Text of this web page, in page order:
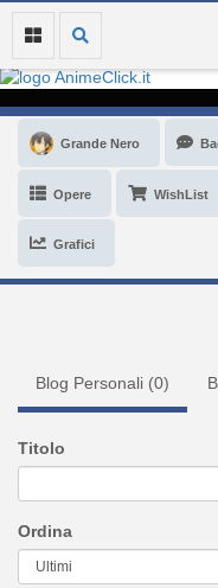
Grande Nero
Opere WishList
Grafici
Blog Personali (0)
Titolo
Ordina